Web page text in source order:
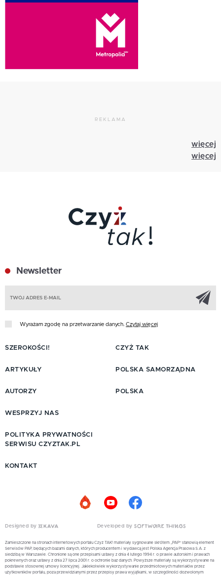
REKLAMA
więcej
więcej
Newsletter
Wyrażam zgodę na przetwarzanie danych. Czytaj więcej
SZEROKOŚCI!
ARTYKUŁY
AUTORZY
CZYŻ TAK
POLSKA SAMORZĄDNA
POLSKA
WESPRZYJ NAS
POLITYKA PRYWATNOŚCI
SERWISU CZYZTAK.PL
KONTAKT
Designed by Developed by
Zamieszczone na stronach internetowych portalu Czyż TAK! materiały sygnowane skrótem „PAP” stanowią element
Serwisów PAP, będących bazami danych, których producentem i wydawcą jest Polska Agencja Prasowa S.A. z
siedzibą w Warszawie. Chronione są one przepisami ustawy z dnia 4 lutego 1994 r. o prawie autorskim i prawach
pokrewnych oraz ustawy z dnia 27 lipca 2001 r. o ochronie baz danych. Powyższe materiały są wykorzystywane na
podstawie stosownej umowy licencyjnej. Jakiekolwiek wykorzystywanie przedmiotowych materiałów przez
użytkowników portalu, poza przewidzianymi przez przepisy prawa wyjątkami, w szczególności dozwolonym